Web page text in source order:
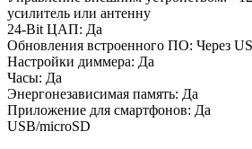
усилитель или антенну
24-Вit ЦАП: Да
Обновления встроенного ПО: Через
Настройки диммера: Да
Часы: Да
Энергонезависимая память: Да
Приложение для смартфонов: Да
USB/microSD